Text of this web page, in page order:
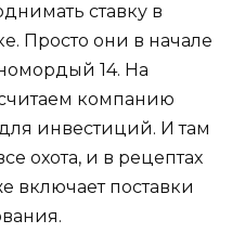
ставку в
Просто они в начале
14. На
компанию
инвестиций. И там
охота, и в рецептах
включает поставки